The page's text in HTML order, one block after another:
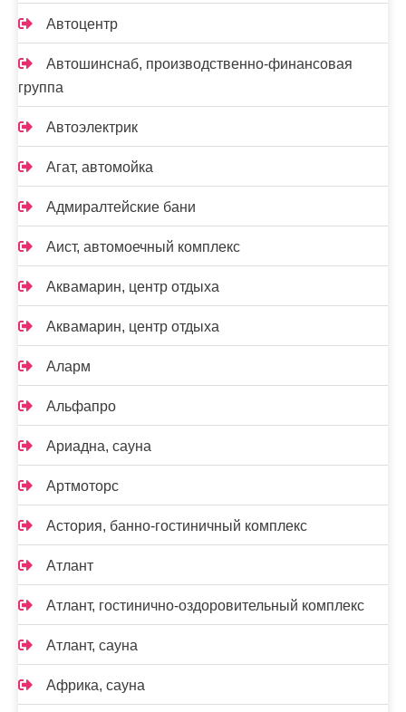
Автоцентр
Автошинснаб, производственно-финансовая
группа
Автоэлектрик
Агат, автомойка
Адмиралтейские бани
Аист, автомоечный комплекс
Аквамарин, центр отдыха
Аквамарин, центр отдыха
Аларм
Альфапро
Ариадна, сауна
Артмоторс
Астория, банно-гостиничный комплекс
Атлант
Атлант, гостинично-оздоровительный комплекс
Атлант, сауна
Африка, сауна